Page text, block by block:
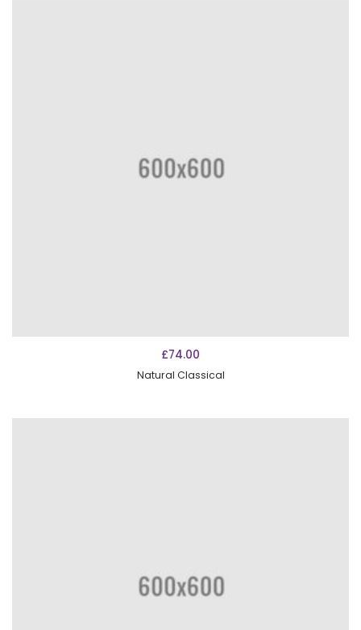
£74.00
Natural Classical